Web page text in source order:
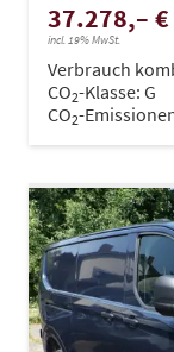
37.278,– €
incl. 19% MwSt.
Verbrauch
CO2-Klasse: G
CO2-